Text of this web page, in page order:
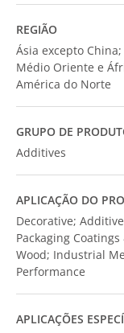
REGIÃO
Ásia excepto
Médio Oriente e
América do Norte
GRUPO DE
Additives
APLICAÇÃO DO
Decorative;
Packaging
Wood; Industrial
Performance
APLICAÇÕES